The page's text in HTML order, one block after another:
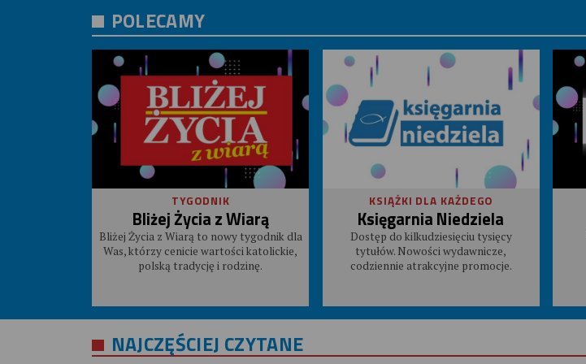
POLECAMY
TYGODNIK
Bliżej Życia z Wiarą
Bliżej Życia z Wiarą to nowy tygodnik dla
Was, którzy cenicie wartości katolickie,
polską tradycję i rodzinę.
KSIĄŻKI DLA KAŻDEGO
Księgarnia Niedziela
Dostęp do kilkudziesięciu tysięcy
tytułów. Nowości wydawnicze,
codziennie atrakcyjne promocje.
NAJCZĘŚCIEJ CZYTANE